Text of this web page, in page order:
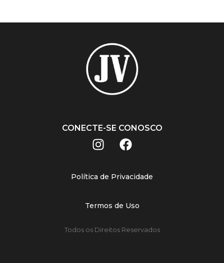
CONECTE-SE CONOSCO
Política de Privacidade
Termos de Uso
Todos os Direitos Reservados